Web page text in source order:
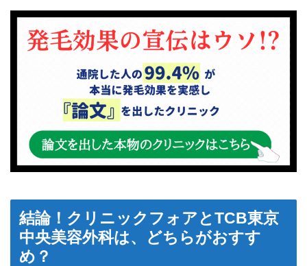
結論！クリニックフォアとTCB東京
中央美容外科は、どちらがおすす
め？